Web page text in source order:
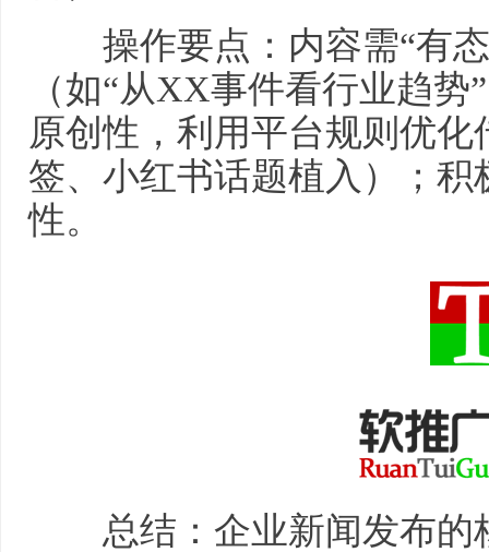
操作要点：内容需“有
（如“从XX事件看行业趋
原创性，利用平台规则优
签、小红书话题植入）；
性。
总结：企业新闻发布的